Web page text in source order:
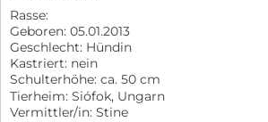
Rasse:
Geboren: 05.01.2013
Geschlecht: Hündin
Kastriert: nein
Schulterhöhe: ca. 50 cm
Tierheim: Siófok, Ungarn
Vermittler/in: Stine